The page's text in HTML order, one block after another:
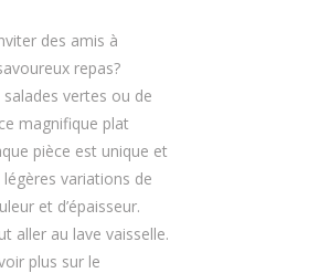
des amis à
repas?
vertes ou de
magnifique plat
pièce est unique et
variations de
et d’épaisseur.
aller au lave vaisselle.
plus sur le